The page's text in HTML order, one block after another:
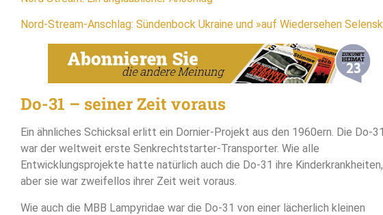
Nord-Stream-Anschlag: Sündenbock Ukraine und »auf Wiedersehen
Do-31 – seiner Zeit voraus
Ein ähnliches Schicksal erlitt ein Dornier-Projekt aus den 1960ern. Die Do-31
war der weltweit erste Senkrechtstarter-Transporter. Wie alle
Entwicklungsprojekte hatte natürlich auch die Do-31 ihre Kinderkrankheiten,
aber sie war zweifellos ihrer Zeit weit voraus.
Wie auch die MBB Lampyridae war die Do-31 von einer lächerlich kleinen